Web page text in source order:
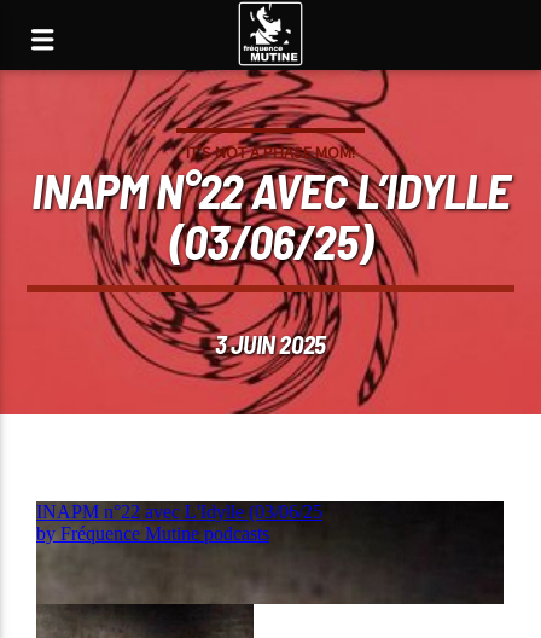
IT'S NOT A PHASE MOM!
INAPM N°22 AVEC L’IDYLLE
(03/06/25)
3 JUIN 2025